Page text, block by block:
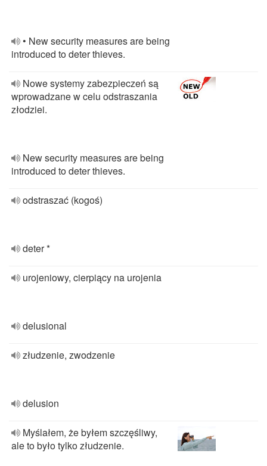
• New security measures are being
introduced to deter thieves.
Nowe systemy zabezpieczeń są
wprowadzane w celu odstraszania
złodziei.
New security measures are being
introduced to deter thieves.
odstraszać (kogoś)
deter *
urojeniowy, cierpiący na urojenia
delusional
złudzenie, zwodzenie
delusion
Myślałem, że byłem szczęśliwy,
ale to było tylko złudzenie.